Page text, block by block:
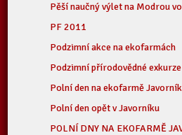
Pěší naučný výlet na Modrou
PF 2011
Podzimní akce na ekofarmách
Podzimní přírodovědné
Polní den na ekofarmě
Polní den opět v Javorníku
POLNÍ DNY NA EKOFARMĚ